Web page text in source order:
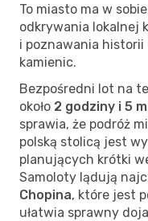
To miasto ma w
odkrywania lokalnej
i poznawania
kamienic.
Bezpośredni lot na
około 2 godziny i 5
sprawia, że podróż
polską stolicą jest
planujących krótki
Samoloty lądują
Chopina, które jest
ułatwia sprawny